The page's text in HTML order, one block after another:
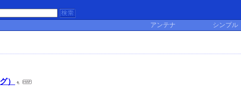
アンテナ シンプル
）